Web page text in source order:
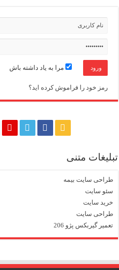
مرا به یاد داشته باش
رمز خود را فراموش کرده اید؟
تبلیغات متنی
طراحی سایت بیمه
سئو سایت
خرید سایت
طراحی سایت
تعمیر گیربکس پژو 206